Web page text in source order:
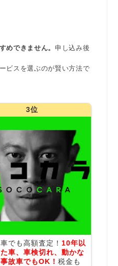
めできません。 申し込み後
ビスを選ぶのが賢い方法で
3位
でも高額査定！ 10年以
た車、車検切れ、動かな
故車でもOK！ 税金も